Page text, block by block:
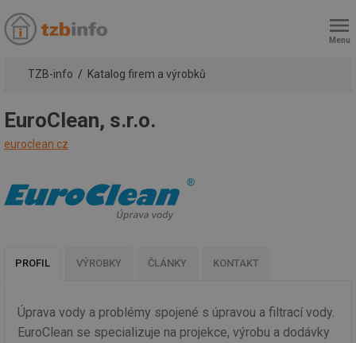
Menu
TZB-info Katalog firem a výrobků
EuroClean, s.r.o.
euroclean.cz
PROFIL VÝROBKY ČLÁNKY KONTAKT
Úprava vody a problémy spojené s úpravou a filtrací vody.
EuroClean se specializuje na projekce, výrobu a dodávky